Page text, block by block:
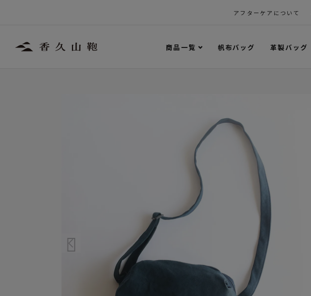
アフターケアについて
商品一覧 帆布バッグ 革製バッグ